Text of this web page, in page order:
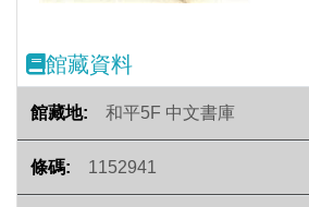
館藏資料
和平5F 中文書庫
1152941